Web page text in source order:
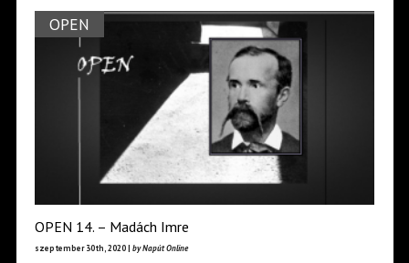
OPEN
OPEN 14. – Madách Imre
szeptember 30th, 2020 | by Napút Online